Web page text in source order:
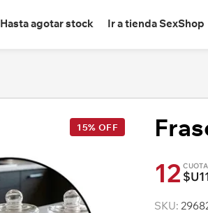
Hasta agotar stock Ir a tienda SexShop
15% OFF
12
SKU: